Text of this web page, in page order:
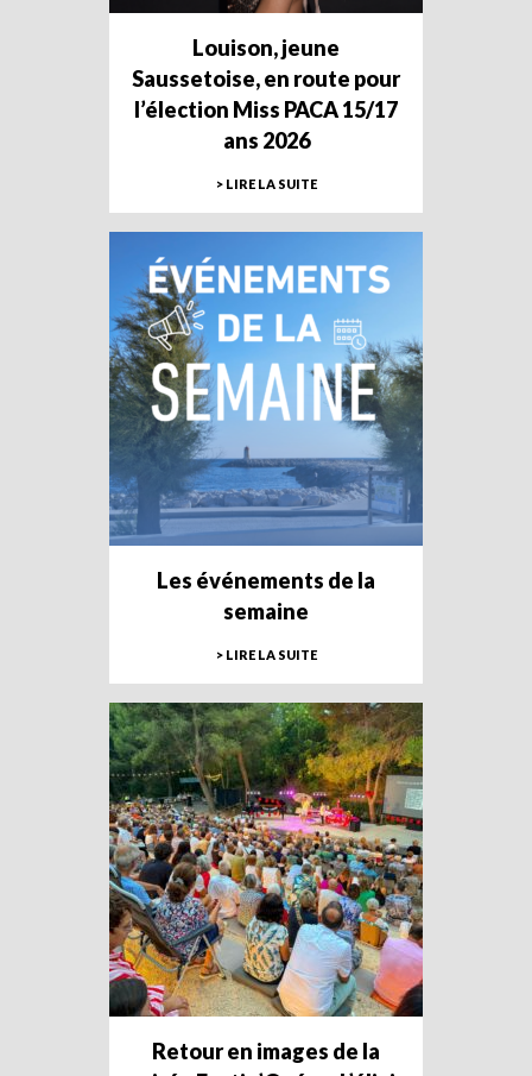
Louison, jeune
Saussetoise, en route pour
l’élection Miss PACA 15/17
ans 2026
> LIRE LA SUITE
Les événements de la
semaine
> LIRE LA SUITE
Retour en images de la